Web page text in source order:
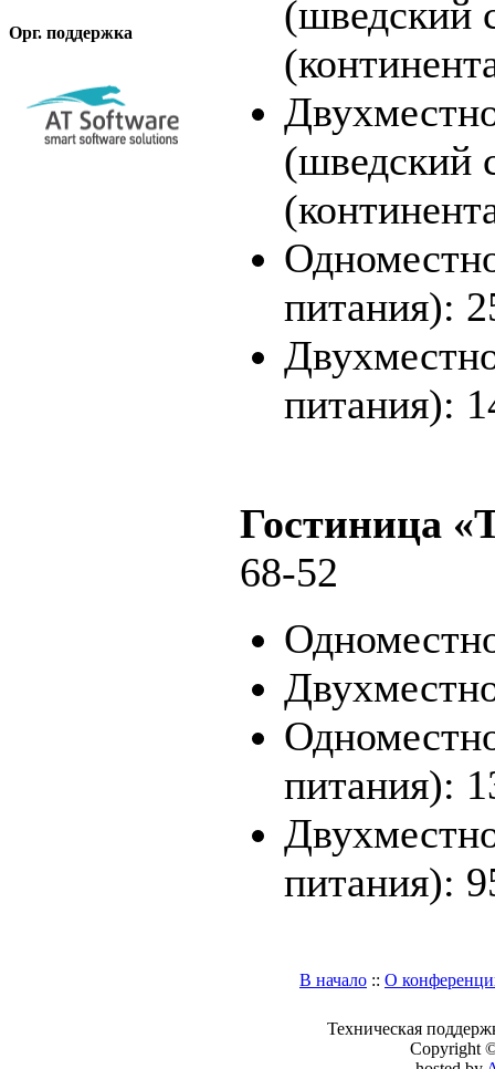
Орг. поддержка
(шведский
(шведский
питания):
питания):
Гостиница
68-52
питания):
питания):
В начало :: О
Техническая
Copyright